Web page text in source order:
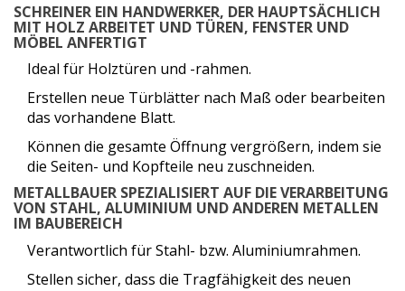
SCHREINER EIN HANDWERKER, DER HAUPTSÄCHLICH
MIT HOLZ ARBEITET UND TÜREN, FENSTER UND
MÖBEL ANFERTIGT
Ideal für Holztüren und -rahmen.
Erstellen neue Türblätter nach Maß oder bearbeiten
das vorhandene Blatt.
Können die gesamte Öffnung vergrößern, indem sie
die Seiten- und Kopfteile neu zuschneiden.
METALLBAUER SPEZIALISIERT AUF DIE VERARBEITUNG
VON STAHL, ALUMINIUM UND ANDEREN METALLEN
IM BAUBEREICH
Verantwortlich für Stahl- bzw. Aluminiumrahmen.
Stellen sicher, dass die Tragfähigkeit des neuen